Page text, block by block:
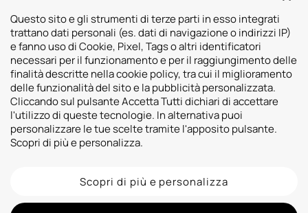
Sedi
Vicenza
Padova
Venezia
Risorse
Contatti
2026 © Autoshop Srl. Tutti i diritti riservati.Privacy Policy
Questo sito e gli strumenti di terze parti in esso integrati
trattano dati personali (es. dati di navigazione o indirizzi IP)
e fanno uso di Cookie, Pixel, Tags o altri identificatori
necessari per il funzionamento e per il raggiungimento delle
finalità descritte nella cookie policy, tra cui il miglioramento
delle funzionalità del sito e la pubblicità personalizzata.
Cliccando sul pulsante Accetta Tutti dichiari di accettare
l'utilizzo di queste tecnologie. In alternativa puoi
personalizzare le tue scelte tramite l'apposito pulsante.
Scopri di più e personalizza.
Scopri di più e personalizza